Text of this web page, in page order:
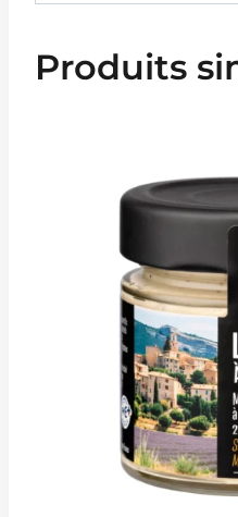
Produits